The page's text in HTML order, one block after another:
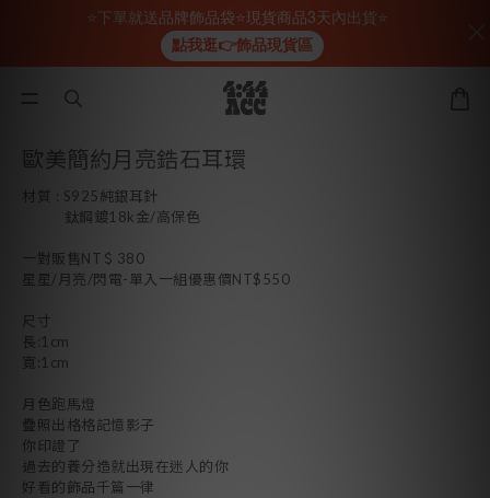
歐美簡約月亮鋯石耳環
材質 : S925純銀耳針
           鈦鋼鍍18k金/高保色
一對販售NT＄380
星星/月亮/閃電-單入一組優惠價NT$550
尺寸
長:1cm
寬:1cm
月色跑馬燈
疊照出格格記憶影子
你印證了
過去的養分造就出現在迷人的你
好看的飾品千篇一律
⭐下單就送品牌飾品袋⭐現貨商品3天內出貨⭐
點我逛👉飾品現貨區